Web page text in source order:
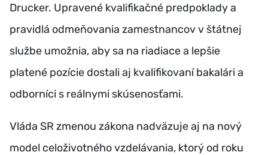
Drucker. Upravené kvalifikačné predpoklady a
pravidlá odmeňovania zamestnancov v štátnej
službe umožnia,aby sa na riadiace a lepšie
platené pozície dostali aj kvalifikovaní bakalári a
odborníci s reálnymi skúsenosťami.
Vláda SR zmenou zákona nadväzuje aj na nový
model celoživotného vzdelávania, ktorý od roku